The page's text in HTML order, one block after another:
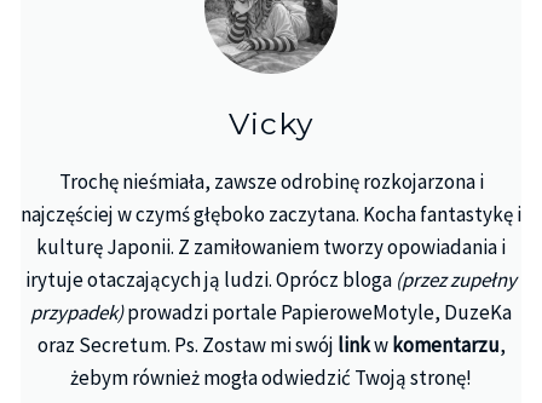
Vicky
Trochę nieśmiała, zawsze odrobinę rozkojarzona i
najczęściej w czymś głęboko zaczytana. Kocha fantastykę i
kulturę Japonii. Z zamiłowaniem tworzy opowiadania i
irytuje otaczających ją ludzi. Oprócz bloga (przez zupełny
przypadek)prowadzi portale PapieroweMotyle, DuzeKa
oraz Secretum. Ps. Zostaw mi swój linkwkomentarzu,
żebym również mogła odwiedzić Twoją stronę!